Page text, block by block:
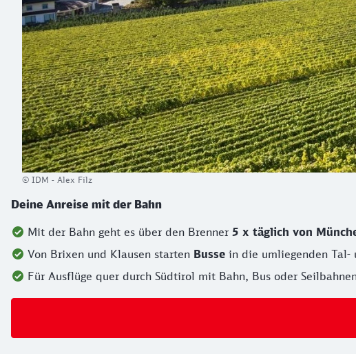
© IDM - Alex Filz
Deine Anreise mit der Bahn
Mit der Bahn geht es über den Brenner 5 x täglich von
Von Brixen und Klausen starten Busse in die umliegenden Tal-
Für Ausflüge quer durch Südtirol mit Bahn, Bus oder